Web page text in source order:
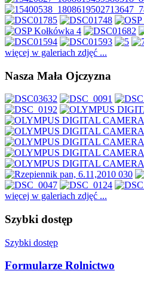
więcej w galeriach zdjęć ...
Nasza Mała Ojczyzna
więcej w galeriach zdjęć ...
Szybki dostęp
Szybki dostęp
Formularze Rolnictwo